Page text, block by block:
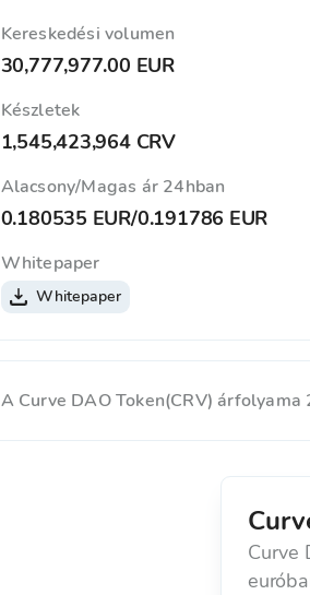
Kereskedési volumen
30,777,977.00 EUR
Készletek
1,545,423,964 CRV
Alacsony/Magas ár 24hban
0.180535 EUR/0.191786 EUR
Whitepaper
Whitepaper
A Curve DAO Token(CRV)
Curve